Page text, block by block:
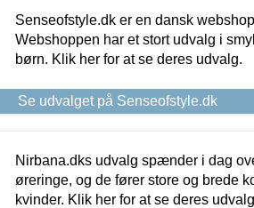
Senseofstyle.dk er en dansk
Webshoppen har et stort udvalg i
børn. Klik her for at se deres udvalg.
Se udvalget på Senseofstyle.dk
Nirbana.dks udvalg spænder i dag
øreringe, og de fører store og brede
kvinder. Klik her for at se deres